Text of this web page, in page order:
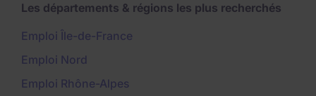
Les départements & régions les plus recherchés
Emploi Île-de-France
Emploi Nord
Emploi Rhône-Alpes